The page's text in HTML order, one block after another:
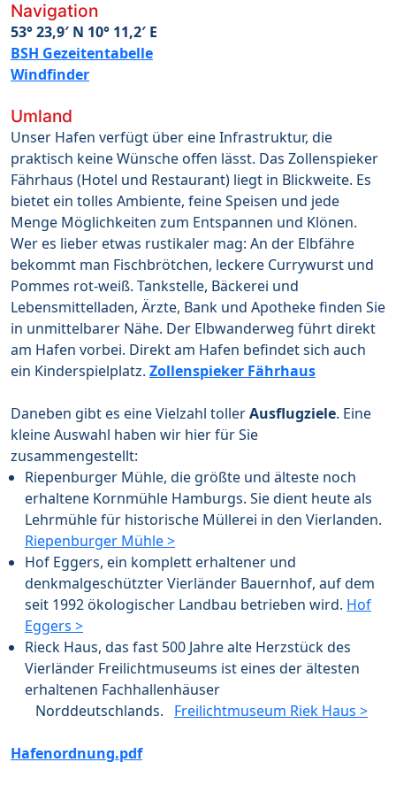
Navigation
53° 23,9′ N 10° 11,2′ E
BSH Gezeitentabelle
Windfinder
Umland
Unser Hafen verfügt über eine Infrastruktur, die
praktisch keine Wünsche offen lässt. Das Zollenspieker
Fährhaus (Hotel und Restaurant) liegt in Blickweite. Es
bietet ein tolles Ambiente, feine Speisen und jede
Menge Möglichkeiten zum Entspannen und Klönen.
Wer es lieber etwas rustikaler mag: An der Elbfähre
bekommt man Fischbrötchen, leckere Currywurst und
Pommes rot-weiß. Tankstelle, Bäckerei und
Lebensmittelladen, Ärzte, Bank und Apotheke finden Sie
in unmittelbarer Nähe. Der Elbwanderweg führt direkt
am Hafen vorbei. Direkt am Hafen befindet sich auch
ein Kinderspielplatz. Zollenspieker Fährhaus
Daneben gibt es eine Vielzahl tollerAusflugziele. Eine
kleine Auswahl haben wir hier für Sie
zusammengestellt:
Riepenburger Mühle, die größte und älteste noch
erhaltene Kornmühle Hamburgs. Sie dient heute als
Lehrmühle für historische Müllerei in den Vierlanden.
Riepenburger Mühle >
Hof Eggers, ein komplett erhaltener und
denkmalgeschützter Vierländer Bauernhof, auf dem
seit 1992 ökologischer Landbau betrieben wird. Hof
Eggers >
Rieck Haus, das fast 500 Jahre alte Herzstück des
Vierländer Freilichtmuseums ist eines der ältesten
erhaltenen Fachhallenhäuser
Norddeutschlands. Freilichtmuseum Riek Haus >
Hafenordnung.pdf